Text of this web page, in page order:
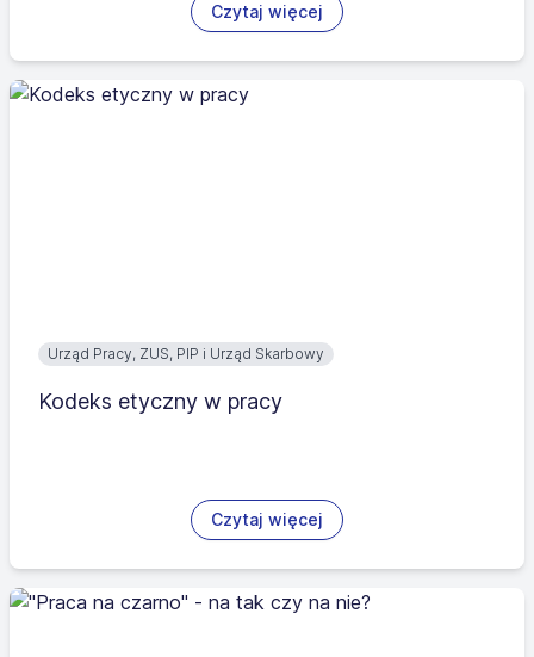
Czytaj więcej
Urząd Pracy, ZUS, PIP i Urząd Skarbowy
Kodeks etyczny w pracy
Czytaj więcej